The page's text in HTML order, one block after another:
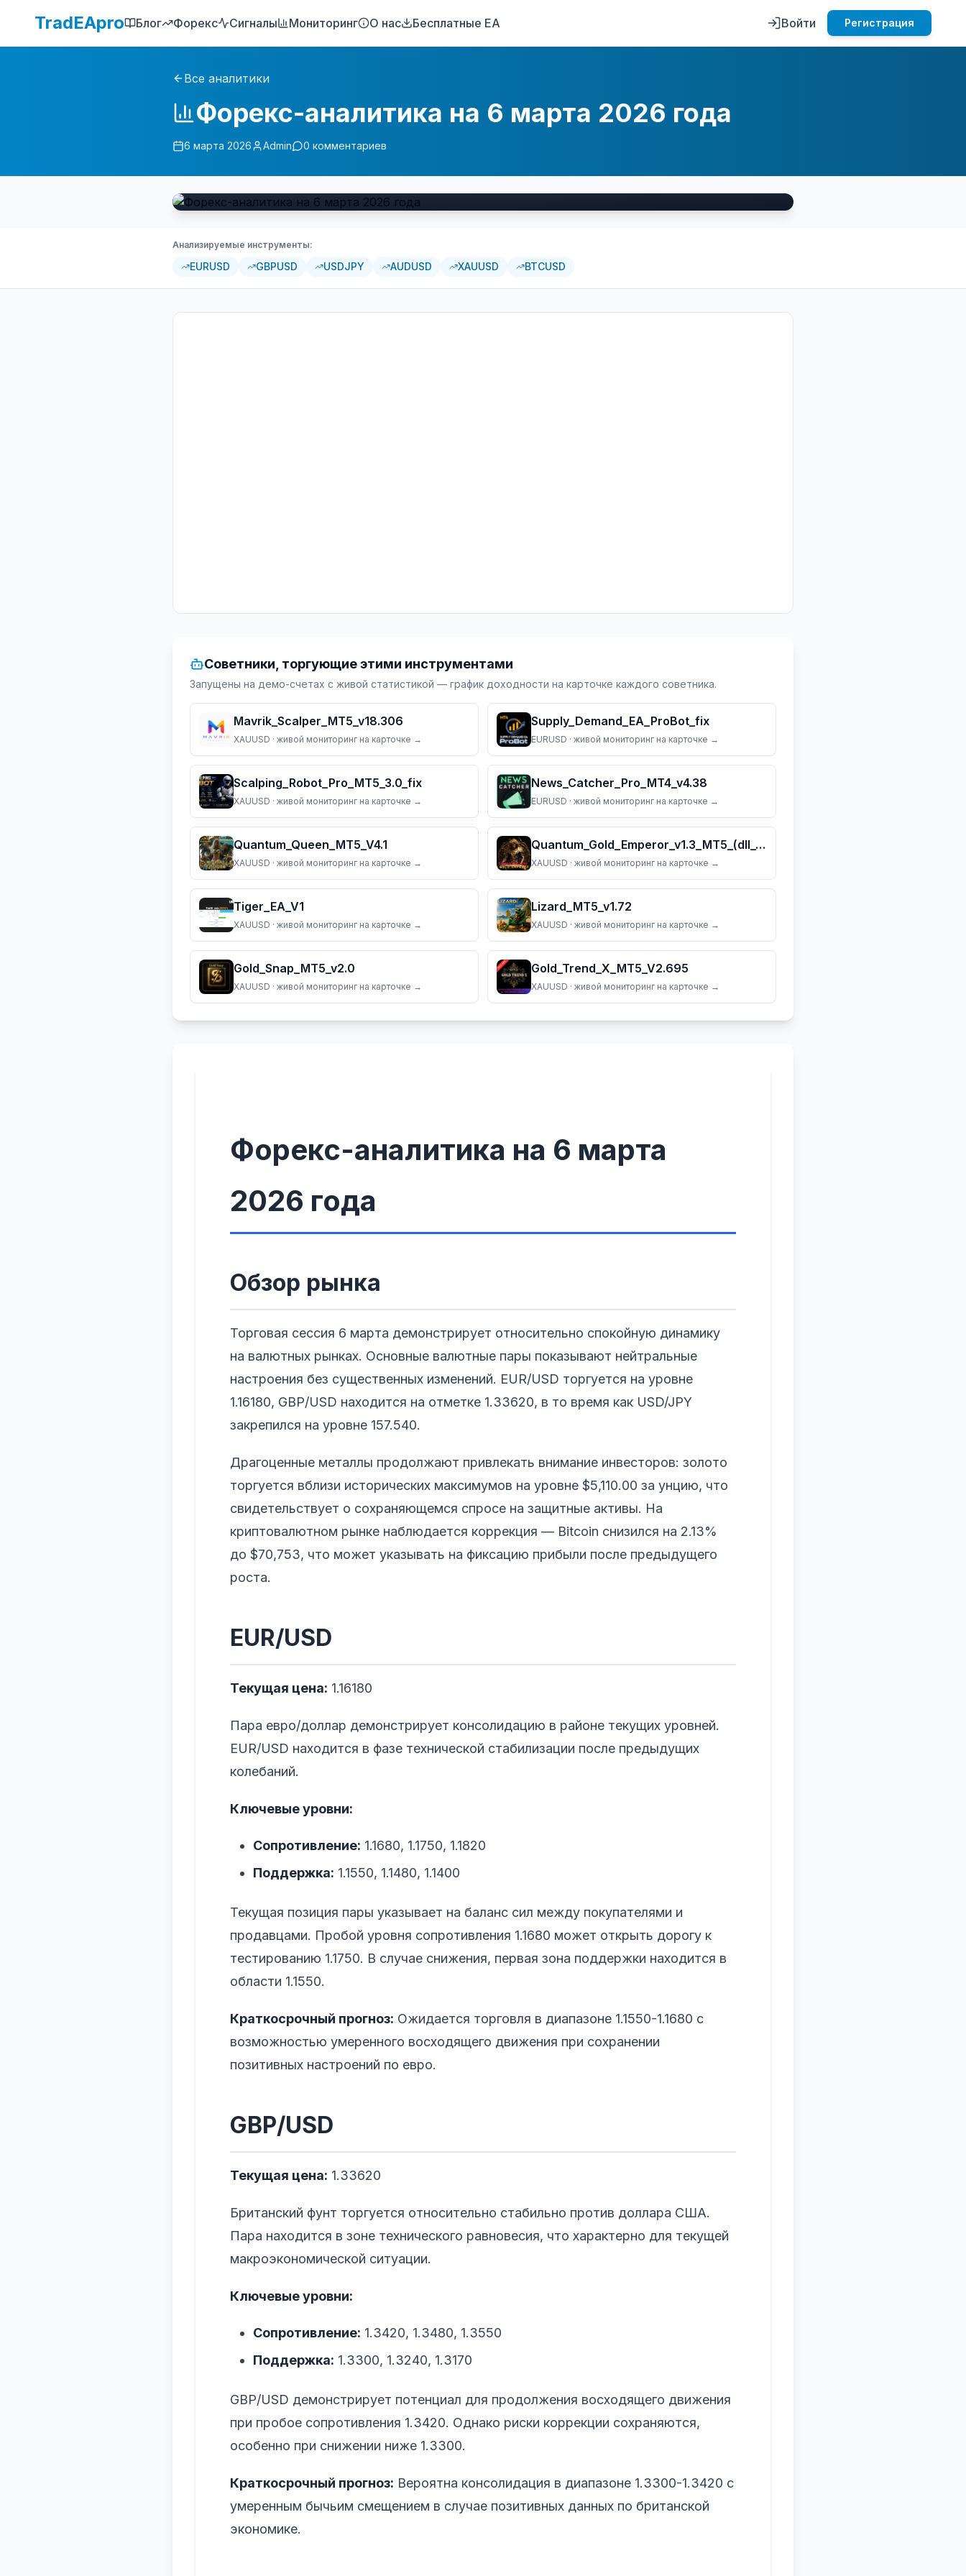
TradEApro Блог Форекс Сигналы Мониторинг О нас Бесплатные EA Войти Регистрация
Все аналитики
Форекс-аналитика на 6 марта 2026 года
6 марта 2026 Admin 0 комментариев
Анализируемые инструменты:
EURUSD GBPUSD USDJPY AUDUSD XAUUSD BTCUSD
Советники, торгующие этими инструментами
Запущены на демо-счетах с живой статистикой — график доходности на карточке каждого советника.
Mavrik_Scalper_MT5_v18.306
XAUUSD · живой мониторинг на карточке →
Supply_Demand_EA_ProBot_fix
EURUSD · живой мониторинг на карточке →
Scalping_Robot_Pro_MT5_3.0_fix
XAUUSD · живой мониторинг на карточке →
News_Catcher_Pro_MT4_v4.38
EURUSD · живой мониторинг на карточке →
Quantum_Queen_MT5_V4.1
XAUUSD · живой мониторинг на карточке →
Quantum_Gold_Emperor_v1.3_MT5_(dll_5883)
XAUUSD · живой мониторинг на карточке →
Tiger_EA_V1
XAUUSD · живой мониторинг на карточке →
Lizard_MT5_v1.72
XAUUSD · живой мониторинг на карточке →
Gold_Snap_MT5_v2.0
XAUUSD · живой мониторинг на карточке →
Gold_Trend_X_MT5_V2.695
XAUUSD · живой мониторинг на карточке →
Форекс-аналитика на 6 марта
2026 года
Обзор рынка
Торговая сессия 6 марта демонстрирует относительно спокойную динамику
на валютных рынках. Основные валютные пары показывают нейтральные
настроения без существенных изменений. EUR/USD торгуется на уровне
1.16180, GBP/USD находится на отметке 1.33620, в то время как USD/JPY
закрепился на уровне 157.540.
Драгоценные металлы продолжают привлекать внимание инвесторов: золото
торгуется вблизи исторических максимумов на уровне $5,110.00 за унцию, что
свидетельствует о сохраняющемся спросе на защитные активы. На
криптовалютном рынке наблюдается коррекция — Bitcoin снизился на 2.13%
до $70,753, что может указывать на фиксацию прибыли после предыдущего
роста.
EUR/USD
Текущая цена: 1.16180
Пара евро/доллар демонстрирует консолидацию в районе текущих уровней.
EUR/USD находится в фазе технической стабилизации после предыдущих
колебаний.
Ключевые уровни:
Сопротивление: 1.1680, 1.1750, 1.1820
Поддержка: 1.1550, 1.1480, 1.1400
Текущая позиция пары указывает на баланс сил между покупателями и
продавцами. Пробой уровня сопротивления 1.1680 может открыть дорогу к
тестированию 1.1750. В случае снижения, первая зона поддержки находится в
области 1.1550.
Краткосрочный прогноз: Ожидается торговля в диапазоне 1.1550-1.1680 с
возможностью умеренного восходящего движения при сохранении
позитивных настроений по евро.
GBP/USD
Текущая цена: 1.33620
Британский фунт торгуется относительно стабильно против доллара США.
Пара находится в зоне технического равновесия, что характерно для текущей
макроэкономической ситуации.
Ключевые уровни:
Сопротивление: 1.3420, 1.3480, 1.3550
Поддержка: 1.3300, 1.3240, 1.3170
GBP/USD демонстрирует потенциал для продолжения восходящего движения
при пробое сопротивления 1.3420. Однако риски коррекции сохраняются,
особенно при снижении ниже 1.3300.
Краткосрочный прогноз: Вероятна консолидация в диапазоне 1.3300-1.3420 с
умеренным бычьим смещением в случае позитивных данных по британской
экономике.